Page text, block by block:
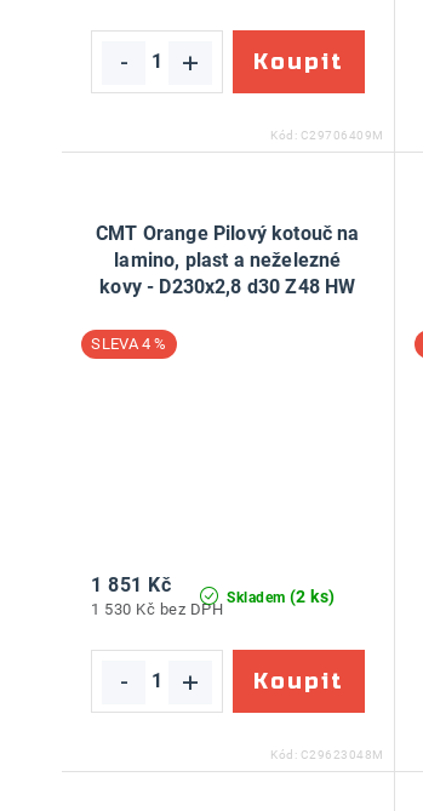
Kód: C29706409M
CMT Orange Pilový kotouč na
lamino, plast a neželezné
kovy - D230x2,8 d30 Z48 HW
4 %
Skladem (2 ks)
1 530 Kč bez DPH
1 851 Kč
Kód: C29623048M